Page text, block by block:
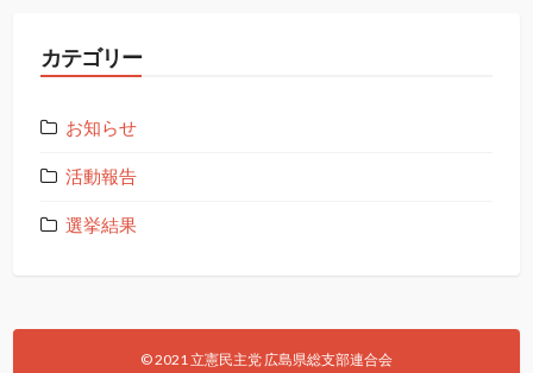
カテゴリー
お知らせ
活動報告
選挙結果
© 2021 立憲民主党 広島県総支部連合会